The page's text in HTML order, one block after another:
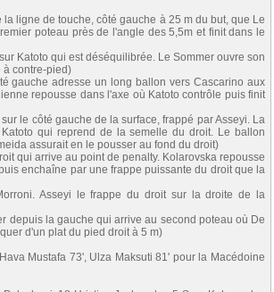
ligne de touche, côté gauche à 25 m du but, que Le
poteau près de l'angle des 5,5m et finit dans le
Katoto qui est déséquilibrée. Le Sommer ouvre son
à contre-pied)
gauche adresse un long ballon vers Cascarino aux
repousse dans l'axe où Katoto contrôle puis finit
le côté gauche de la surface, frappé par Asseyi. La
qui reprend de la semelle du droit. Le ballon
assurait en le pousser au fond du droit)
qui arrive au point de penalty. Kolarovska repousse
enchaîne par une frappe puissante du droit que la
Asseyi le frappe du droit sur la droite de la
depuis la gauche qui arrive au second poteau où De
d'un plat du pied droit à 5 m)
Mustafa 73', Ulza Maksuti 81' pour la Macédoine